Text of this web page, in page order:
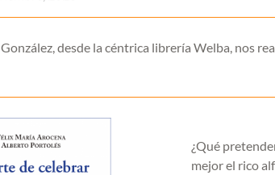
desde la céntrica librería Welba, nos
¿Qué
mejor el rico